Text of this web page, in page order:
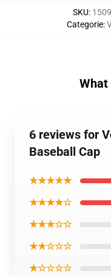
SKU:
Categorie:
What
6 reviews for
Baseball Cap
★★★★★
★★★★☆
★★★☆☆
★★☆☆☆
★☆☆☆☆